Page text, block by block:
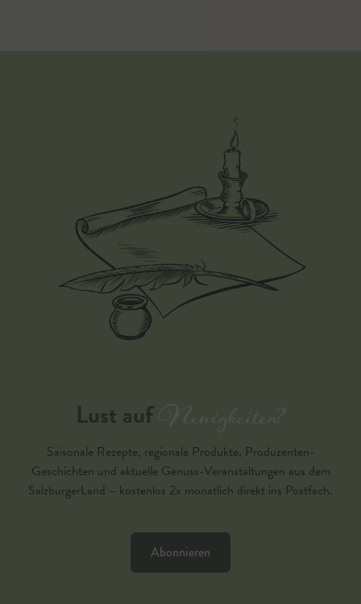
Lust aufNeuigkeiten?
Saisonale Rezepte, regionale Produkte, Produzenten-
Geschichten und aktuelle Genuss-Veranstaltungen aus dem
SalzburgerLand – kostenlos 2x monatlich direkt ins Postfach.
Abonnieren